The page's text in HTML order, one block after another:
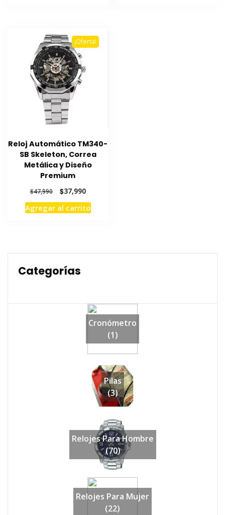
¡Oferta!
Reloj Automático TM340-
SB Skeleton, Correa
Metálica y Diseño
Premium
$47,990
precio
original
$37,990El
precio
actual
Agregar al carrito
Categorías
Cronómetro
(1)
Pilas
(3)
Relojes Para Hombre
(70)
Relojes Para Mujer
(22)